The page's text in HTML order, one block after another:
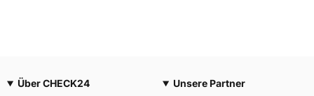
Über CHECK24
Unsere Partner